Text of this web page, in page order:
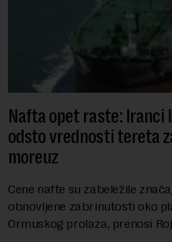
Nafta opet raste: Iranci
odsto vrednosti tereta
moreuz
Cene nafte su zabeležile
obnovljene zabrinutosti oko
Ormuskog prolaza, prenosi